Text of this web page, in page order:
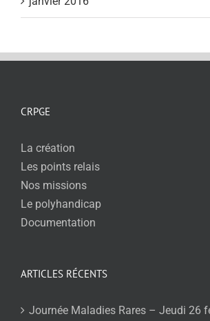
CRPGE
La création
Les points relais
Nos missions
Le polyhandicap
Documentation
ARTICLES RÉCENTS
Journée Maladies Rares – Jeudi 26